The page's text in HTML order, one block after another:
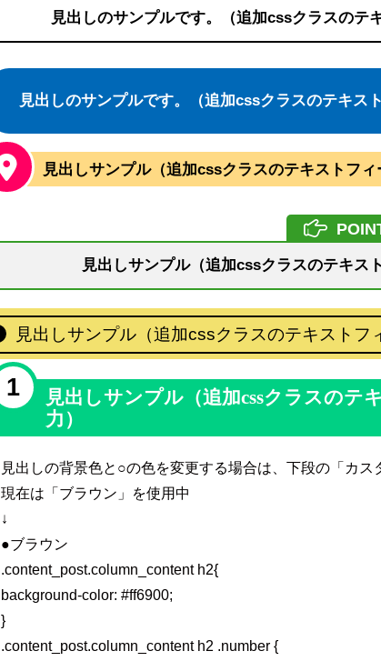
見出しのサンプルです。（追加cssクラスのテ
見出しのサンプルです。（追加cssクラスのテキス
見出しサンプル（追加cssクラスのテキストフ
見出しサンプル（追加cssクラスのテキス
見出しサンプル（追加cssクラスのテキストフ
1
見出しサンプル（追加cssクラスのテ
力）
見出しの背景色と○の色を変更する場合は、下段の「カス
現在は「ブラウン」を使用中
↓
●ブラウン
.content_post.column_content h2{
background-color: #ff6900;
}
.content_post.column_content h2 .number {